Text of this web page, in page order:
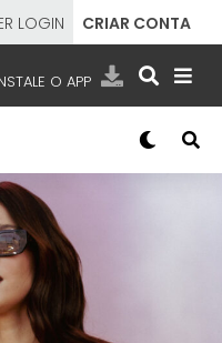
LOGIN CRIAR CONTA
O APP